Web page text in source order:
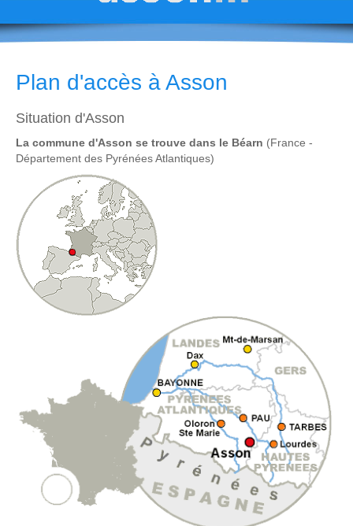
Plan d'accès à Asson
Situation d'Asson
La commune d'Asson se trouve dans le Béarn (France -
Département des Pyrénées Atlantiques)